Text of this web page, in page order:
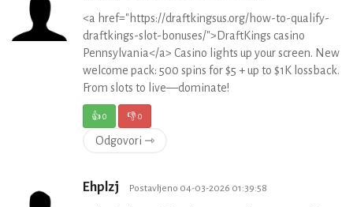
<a href="https://draftkingsus.org/how-to-qualify-
draftkings-slot-bonuses/">DraftKings casino
Pennsylvania</a> Casino lights up your screen. New
welcome pack: 500 spins for $5 + up to $1K lossback.
From slots to live—dominate!
👍0 👎0
Odgovori ⇾
Ehplzj Postavljeno 04-03-2026 01:39:58